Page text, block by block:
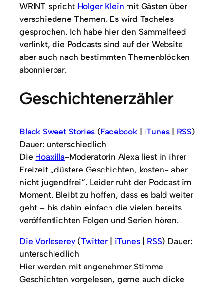
WRINT spricht Holger Klein mit Gästen über
verschiedene Themen. Es wird Tacheles
gesprochen. Ich habe hier den Sammelfeed
verlinkt, die Podcasts sind auf der Website
aber auch nach bestimmten Themenblöcken
abonnierbar.
Geschichtenerzähler
Black Sweet Stories(Facebook| iTunes| RSS)
Dauer: unterschiedlich
Die Hoaxilla-Moderatorin Alexa liest in ihrer
Freizeit „düstere Geschichten, kosten- aber
nicht jugendfrei“. Leider ruht der Podcast im
Moment. Bleibt zu hoffen, dass es bald weiter
geht – bis dahin einfach die vielen bereits
veröffentlichten Folgen und Serien hören.
Die Vorleserey(Twitter iTunes| RSS) Dauer:
unterschiedlich
Hier werden mit angenehmer Stimme
Geschichten vorgelesen, gerne auch dicke